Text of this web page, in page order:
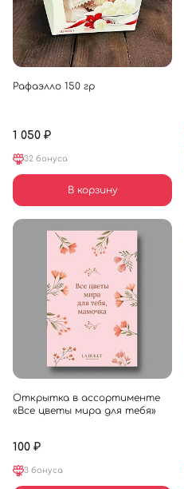
Рафаэлло 150 гр
1 050 ₽
32 бонуса
В корзину
Открытка в ассортименте
«Все цветы мира для тебя»
100 ₽
3 бонуса